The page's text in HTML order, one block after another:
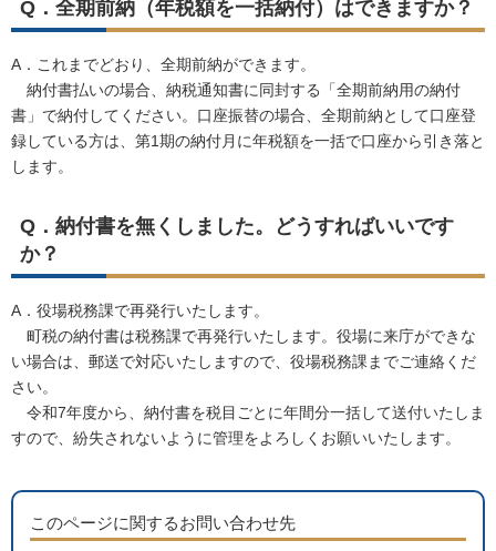
Q．全期前納（年税額を一括納付）はできますか？
A．これまでどおり、全期前納ができます。
納付書払いの場合、納税通知書に同封する「全期前納用の納付
書」で納付してください。口座振替の場合、全期前納として口座登
録している方は、第1期の納付月に年税額を一括で口座から引き落と
します。
Q．納付書を無くしました。どうすればいいです
か？
A．役場税務課で再発行いたします。
町税の納付書は税務課で再発行いたします。役場に来庁ができな
い場合は、郵送で対応いたしますので、役場税務課までご連絡くだ
さい。
令和7年度から、納付書を税目ごとに年間分一括して送付いたしま
すので、紛失されないように管理をよろしくお願いいたします。
このページに関するお問い合わせ先